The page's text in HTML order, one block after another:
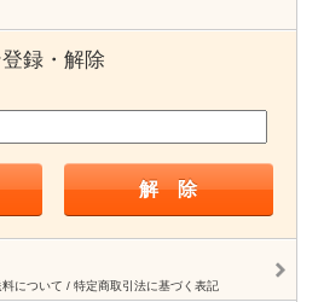
録・解除
について / 特定商取引法に基づく表記